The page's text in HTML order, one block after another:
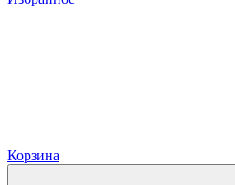
Корзина